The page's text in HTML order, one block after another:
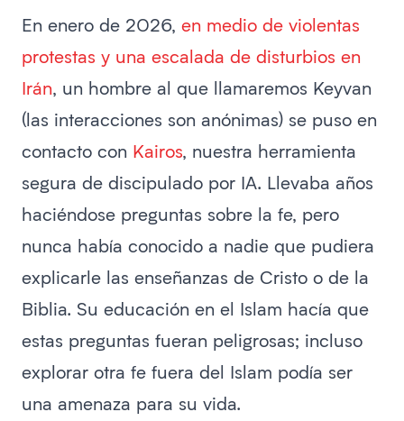
En enero de 2026, en medio de violentas
protestas y una escalada de disturbios en
Irán, un hombre al que llamaremos Keyvan
(las interacciones son anónimas) se puso en
contacto con Kairos, nuestra herramienta
segura de discipulado por IA. Llevaba años
haciéndose preguntas sobre la fe, pero
nunca había conocido a nadie que pudiera
explicarle las enseñanzas de Cristo o de la
Biblia. Su educación en el Islam hacía que
estas preguntas fueran peligrosas; incluso
explorar otra fe fuera del Islam podía ser
una amenaza para su vida.